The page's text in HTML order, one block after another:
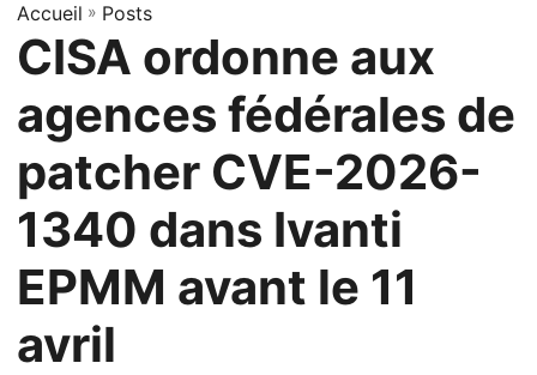
Accueil » Posts
CISA ordonne aux
agences fédérales de
patcher CVE-2026-
1340 dans Ivanti
EPMM avant le 11
avril